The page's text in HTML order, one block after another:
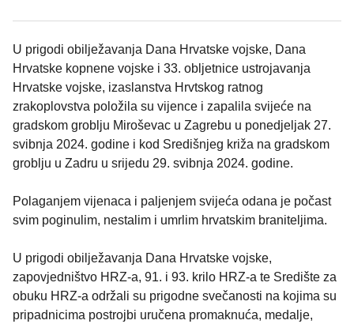
U prigodi obilježavanja Dana Hrvatske vojske, Dana
Hrvatske kopnene vojske i 33. obljetnice ustrojavanja
Hrvatske vojske, izaslanstva Hrvtskog ratnog
zrakoplovstva položila su vijence i zapalila svijeće na
gradskom groblju Miroševac u Zagrebu u ponedjeljak 27.
svibnja 2024. godine i kod Središnjeg križa na gradskom
groblju u Zadru u srijedu 29. svibnja 2024. godine.
Polaganjem vijenaca i paljenjem svijeća odana je počast
svim poginulim, nestalim i umrlim hrvatskim braniteljima.
U prigodi obilježavanja Dana Hrvatske vojske,
zapovjedništvo HRZ-a, 91. i 93. krilo HRZ-a te Središte za
obuku HRZ-a održali su prigodne svečanosti na kojima su
pripadnicima postrojbi uručena promaknuća, medalje,